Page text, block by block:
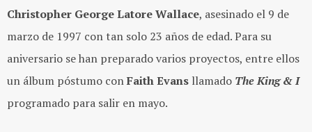
Christopher George Latore Wallace, asesinado el 9 de
marzo de 1997 con tan solo 23 años de edad. Para su
aniversario se han preparado varios proyectos, entre ellos
un álbum póstumo conFaith Evans llamado The King & I
programado para salir en mayo.